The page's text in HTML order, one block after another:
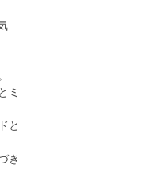
ミ
と
き